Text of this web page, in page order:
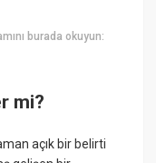
burada okuyun:
mi?
açık bir belirti